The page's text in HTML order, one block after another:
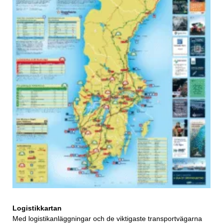
Logistikkartan
Med logistikanläggningar och de viktigaste transportvägarna